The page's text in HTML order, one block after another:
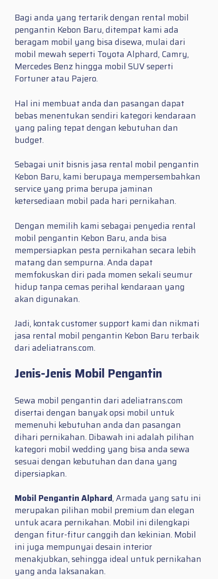
Bagi anda yang tertarik dengan rental mobil
pengantin Kebon Baru, ditempat kami ada
beragam mobil yang bisa disewa, mulai dari
mobil mewah seperti Toyota Alphard, Camry,
Mercedes Benz hingga mobil SUV seperti
Fortuner atau Pajero.
Hal ini membuat anda dan pasangan dapat
bebas menentukan sendiri kategori kendaraan
yang paling tepat dengan kebutuhan dan
budget.
Sebagai unit bisnis jasa rental mobil pengantin
Kebon Baru, kami berupaya mempersembahkan
service yang prima berupa jaminan
ketersediaan mobil pada hari pernikahan.
Dengan memilih kami sebagai penyedia rental
mobil pengantin Kebon Baru, anda bisa
mempersiapkan pesta pernikahan secara lebih
matang dan sempurna. Anda dapat
memfokuskan diri pada momen sekali seumur
hidup tanpa cemas perihal kendaraan yang
akan digunakan.
Jadi, kontak customer support kami dan nikmati
jasa rental mobil pengantin Kebon Baru terbaik
dari adeliatrans.com.
Jenis-Jenis Mobil Pengantin
Sewa mobil pengantin dari adeliatrans.com
disertai dengan banyak opsi mobil untuk
memenuhi kebutuhan anda dan pasangan
dihari pernikahan. Dibawah ini adalah pilihan
kategori mobil wedding yang bisa anda sewa
sesuai dengan kebutuhan dan dana yang
dipersiapkan.
Mobil Pengantin Alphard, Armada yang satu ini
merupakan pilihan mobil premium dan elegan
untuk acara pernikahan. Mobil ini dilengkapi
dengan fitur-fitur canggih dan kekinian. Mobil
ini juga mempunyai desain interior
menakjubkan, sehingga ideal untuk pernikahan
yang anda laksanakan.